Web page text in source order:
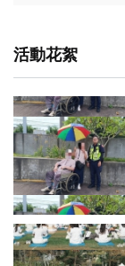
活動花絮